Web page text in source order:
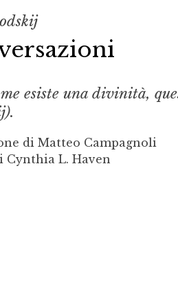
me esiste una divinità,
di Matteo Campagnoli
Cynthia L. Haven